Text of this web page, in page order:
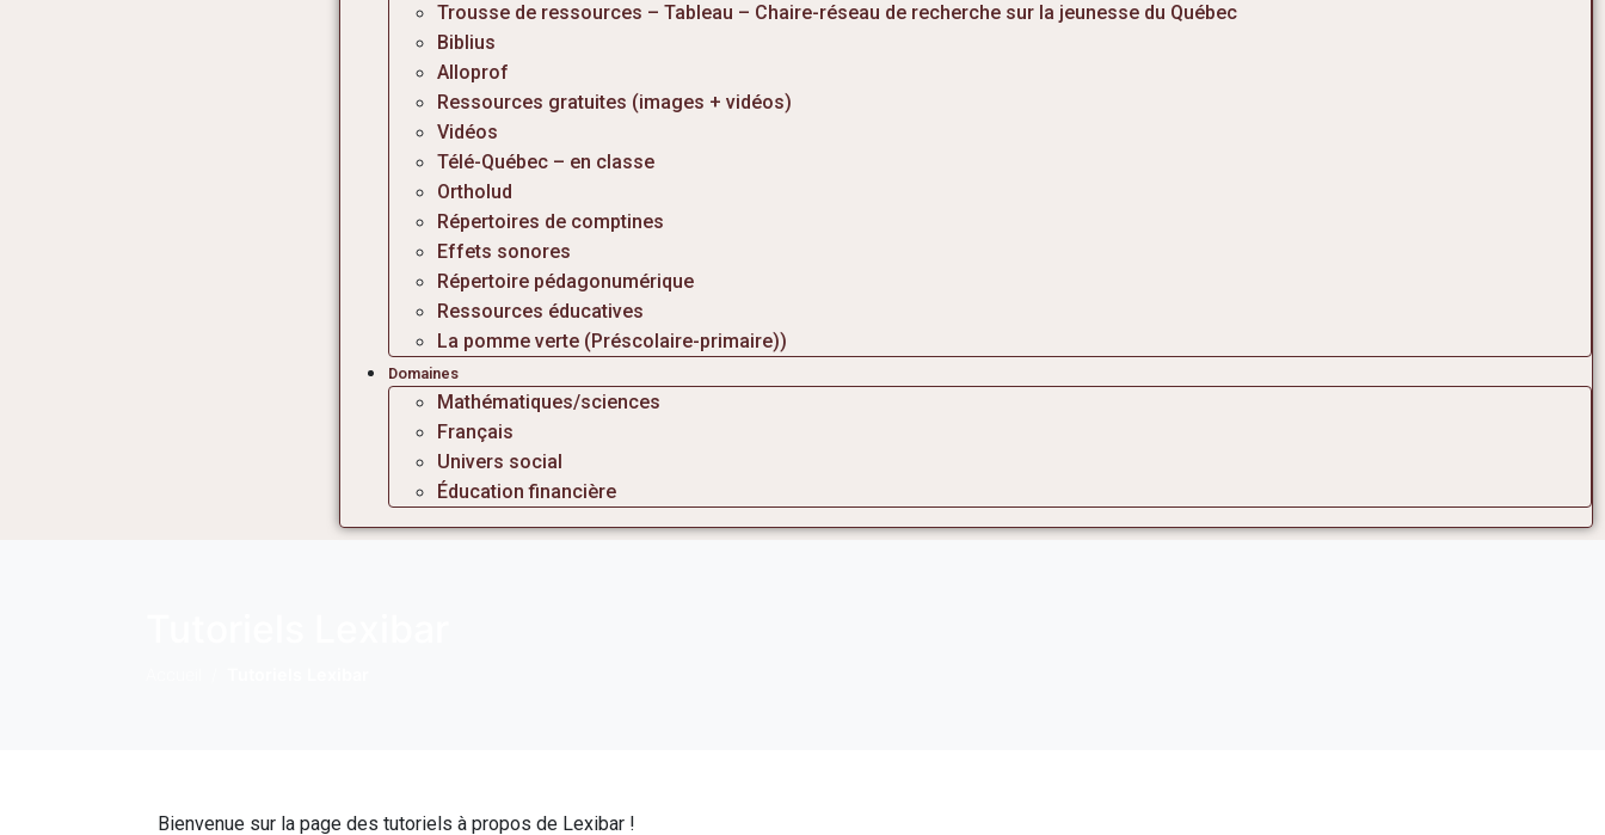
Trousse de ressources – Tableau – Chaire-réseau de recherche sur la jeunesse du Québec
Biblius
Alloprof
Ressources gratuites (images + vidéos)
Vidéos
Télé-Québec – en classe
Ortholud
Répertoires de comptines
Effets sonores
Répertoire pédagonumérique
Ressources éducatives
La pomme verte (Préscolaire-primaire))
Domaines
Mathématiques/sciences
Français
Univers social
Éducation financière
Bienvenue sur la page des tutoriels à propos de Lexibar !